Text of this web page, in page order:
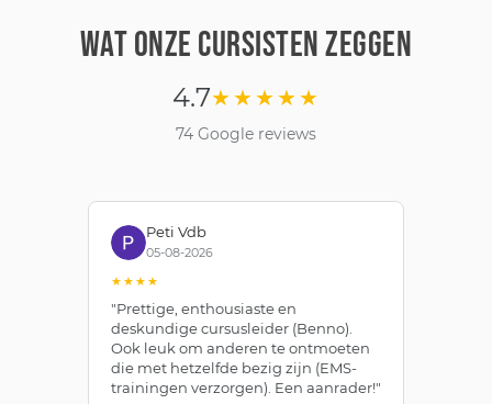
WAT ONZE CURSISTEN ZEGGEN
4.7★★★★★
74 Google reviews
Peti Vdb
05-08-2026
★★★★
"Prettige, enthousiaste en
deskundige cursusleider (Benno).
Ook leuk om anderen te ontmoeten
die met hetzelfde bezig zijn (EMS-
trainingen verzorgen). Een aanrader!"